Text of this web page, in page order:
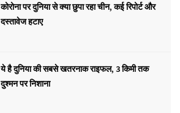
कोरोना पर दुनिया से क्या छुपा रहा चीन, कई रिपोर्ट और
दस्तावेज हटाए
ये है दुनिया की सबसे खतरनाक राइफल, 3 किमी तक
दुश्मन पर निशाना